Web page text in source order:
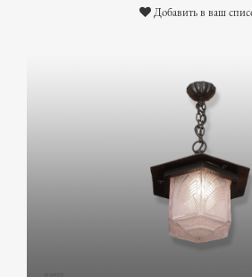
Добавить в ваш